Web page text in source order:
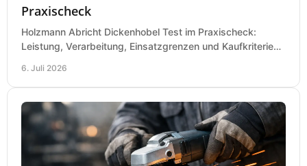
Praxischeck
Holzmann Abricht Dickenhobel Test im Praxischeck:
Leistung, Verarbeitung, Einsatzgrenzen und Kaufkriterien
6. Juli 2026